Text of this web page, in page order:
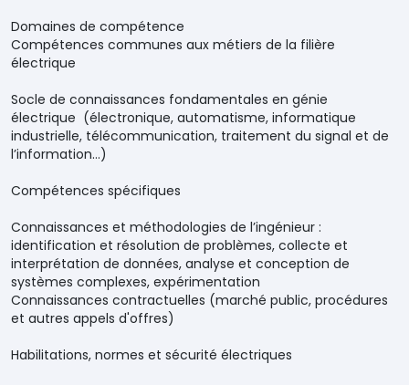
Domaines de compétence
Compétences communes aux métiers de la filière
électrique
Socle de connaissances fondamentales en génie
électrique (électronique, automatisme, informatique
industrielle, télécommunication, traitement du signal et de
l’information…)
Compétences spécifiques
Connaissances et méthodologies de l’ingénieur :
identification et résolution de problèmes, collecte et
interprétation de données, analyse et conception de
systèmes complexes, expérimentation
Connaissances contractuelles (marché public, procédures
et autres appels d'offres)
Habilitations, normes et sécurité électriques